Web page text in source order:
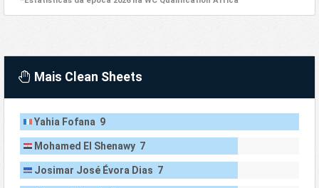
Mais Clean Sheets
Yahia Fofana 9
Mohamed El Shenawy 7
Josimar José Évora Dias 7